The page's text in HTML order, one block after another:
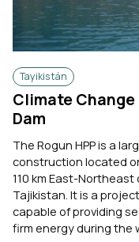
Tayikistán
Climate Change
Dam
The Rogun HPP is a
construction located
110 km East-
Tajikistan. It is a
capable of providing
firm energy during the